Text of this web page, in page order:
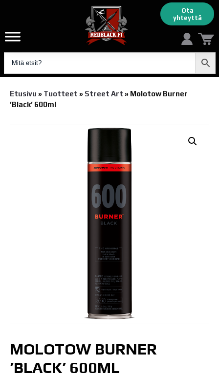
Ota
yhteyttä
Etusivu » Tuotteet » Street Art » Molotow Burner
’Black’ 600ml
MOLOTOW BURNER
’BLACK’ 600ML